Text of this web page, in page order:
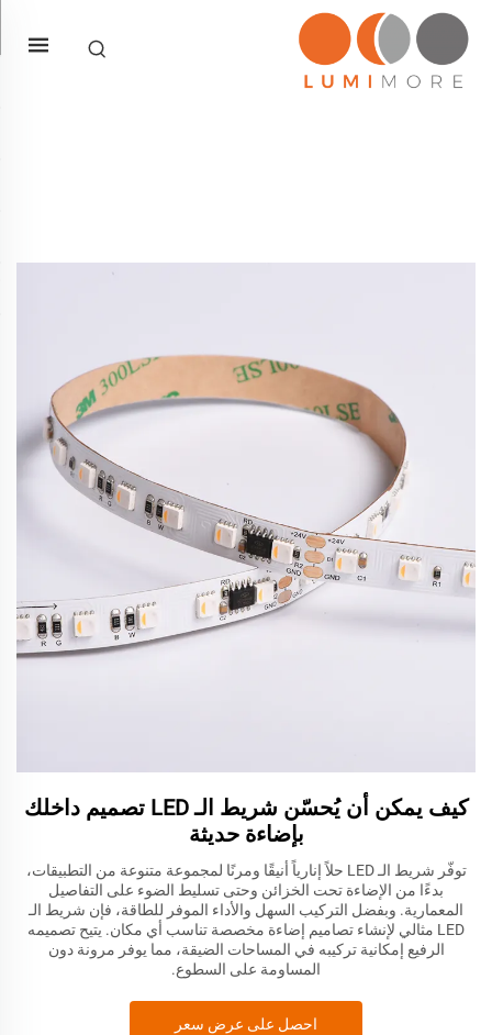
كيف يمكن أن يُحسّن شريط الـ LED تصميم داخلك
بإضاءة حديثة
توفّر شريط الـ LED حلاً إنارياً أنيقًا ومرنًا لمجموعة متنوعة من التطبيقات،
بدءًا من الإضاءة تحت الخزائن وحتى تسليط الضوء على التفاصيل
المعمارية. وبفضل التركيب السهل والأداء الموفر للطاقة، فإن شريط الـ
LED مثالي لإنشاء تصاميم إضاءة مخصصة تناسب أي مكان. يتيح تصميمه
الرفيع إمكانية تركيبه في المساحات الضيقة، مما يوفر مرونة دون
المساومة على السطوع.
احصل على عرض سعر